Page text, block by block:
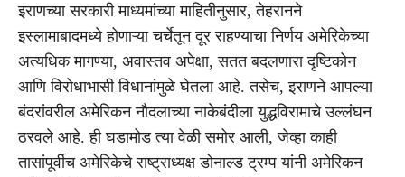
इराणच्या सरकारी माध्यमांच्या माहितीनुसार, तेहरानने
इस्लामाबादमध्ये होणाऱ्या चर्चेतून दूर राहण्याचा निर्णय अमेरिकेच्या
अत्यधिक मागण्या, अवास्तव अपेक्षा, सतत बदलणारा दृष्टिकोन
आणि विरोधाभासी विधानांमुळे घेतला आहे. तसेच, इराणने आपल्या
बंदरांवरील अमेरिकन नौदलाच्या नाकेबंदीला युद्धविरामाचे उल्लंघन
ठरवले आहे. ही घडामोड त्या वेळी समोर आली, जेव्हा काही
तासांपूर्वीच अमेरिकेचे राष्ट्राध्यक्ष डोनाल्ड ट्रम्प यांनी अमेरिकन